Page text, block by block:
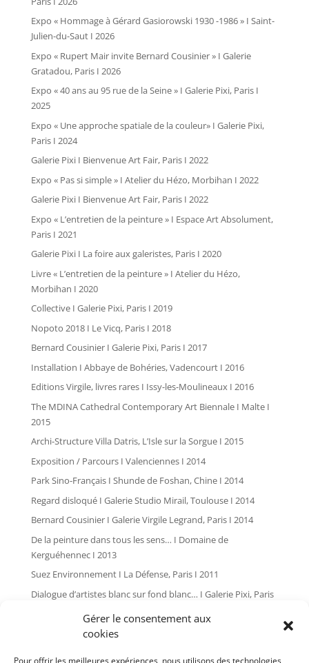
Gérer le consentement aux
cookies
Pour offrir les meilleures expériences, nous utilisons des technologies
Expo « Hommage à Gérard Gasiorowski 1930 -1986 » I Saint-
Julien-du-Saut I 2026
Expo « Rupert Mair invite Bernard Cousinier » I Galerie
Gratadou, Paris I 2026
Expo « 40 ans au 95 rue de la Seine » I Galerie Pixi, Paris I
2025
Expo « Une approche spatiale de la couleur» I Galerie Pixi,
Paris I 2024
Galerie Pixi I Bienvenue Art Fair, Paris I 2022
Expo « Pas si simple » I Atelier du Hézo, Morbihan I 2022
Galerie Pixi I Bienvenue Art Fair, Paris I 2022
Expo « L’entretien de la peinture » I Espace Art Absolument,
Paris I 2021
Galerie Pixi I La foire aux galeristes, Paris I 2020
Livre « L’entretien de la peinture » I Atelier du Hézo,
Morbihan I 2020
Collective I Galerie Pixi, Paris I 2019
Nopoto 2018 I Le Vicq, Paris I 2018
Bernard Cousinier I Galerie Pixi, Paris I 2017
Installation I Abbaye de Bohéries, Vadencourt I 2016
Editions Virgile, livres rares I Issy-les-Moulineaux I 2016
The MDINA Cathedral Contemporary Art Biennale I Malte I
2015
Archi-Structure Villa Datris, L’Isle sur la Sorgue I 2015
Exposition / Parcours I Valenciennes I 2014
Park Sino-Français I Shunde de Foshan, Chine I 2014
Regard disloqué I Galerie Studio Mirail, Toulouse I 2014
Bernard Cousinier I Galerie Virgile Legrand, Paris I 2014
De la peinture dans tous les sens… I Domaine de
Kerguéhennec I 2013
Suez Environnement I La Défense, Paris I 2011
Dialogue d’artistes blanc sur fond blanc… I Galerie Pixi, Paris
Global painting I Les Tanneries, Amilly I 2009